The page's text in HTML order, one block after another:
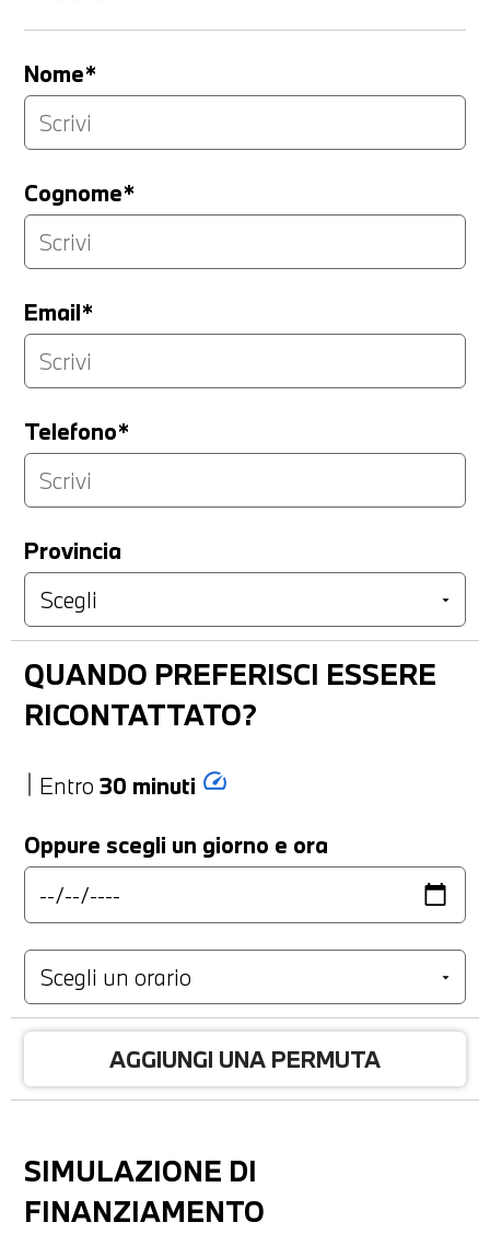
Nome*
Cognome*
Email*
Telefono*
Provincia
QUANDO PREFERISCI ESSERE
RICONTATTATO?
Entro 30 minuti speed
Oppure scegli un giorno e ora
AGGIUNGI UNA PERMUTA
SIMULAZIONE DI
FINANZIAMENTO